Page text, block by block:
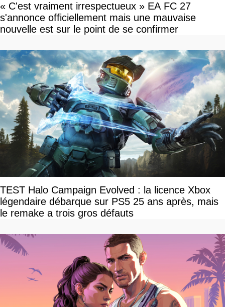
« C'est vraiment irrespectueux » EA FC 27
s'annonce officiellement mais une mauvaise
nouvelle est sur le point de se confirmer
TEST Halo Campaign Evolved : la licence Xbox
légendaire débarque sur PS5 25 ans après, mais
le remake a trois gros défauts